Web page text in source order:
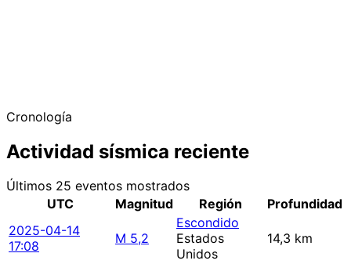
Cronología
Actividad sísmica reciente
Últimos 25 eventos mostrados
UTC
Magnitud Región
Profundidad
2025-04-14
17:08
M 5,2
Escondido
Estados
Unidos
14,3 km